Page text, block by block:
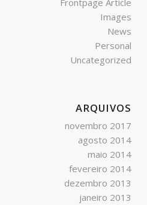
Frontpage Article
Images
News
Personal
Uncategorized
ARQUIVOS
novembro 2017
agosto 2014
maio 2014
fevereiro 2014
dezembro 2013
janeiro 2013